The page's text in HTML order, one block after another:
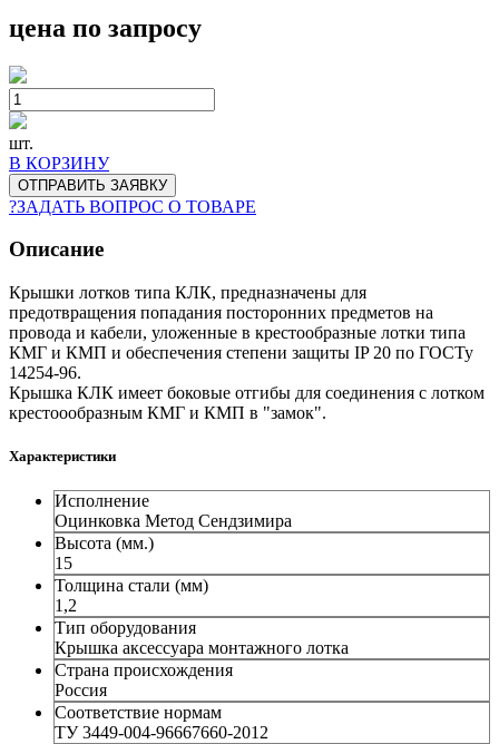
цена по запросу
шт.
В КОРЗИНУ
ОТПРАВИТЬ ЗАЯВКУ
?ЗАДАТЬ ВОПРОС О ТОВАРЕ
Описание
Крышки лотков типа КЛК, предназначены для
предотвращения попадания посторонних предметов на
провода и кабели, уложенные в крестообразные лотки типа
КМГ и КМП и обеспечения степени защиты IP 20 по ГОСТу
14254-96.
Крышка КЛК имеет боковые отгибы для соединения с лотком
крестоообразным КМГ и КМП в "замок".
Характеристики
Исполнение
Оцинковка Метод Сендзимира
Высота (мм.)
15
Толщина стали (мм)
1,2
Тип оборудования
Крышка аксессуара монтажного лотка
Страна происхождения
Россия
Соответствие нормам
ТУ 3449-004-96667660-2012